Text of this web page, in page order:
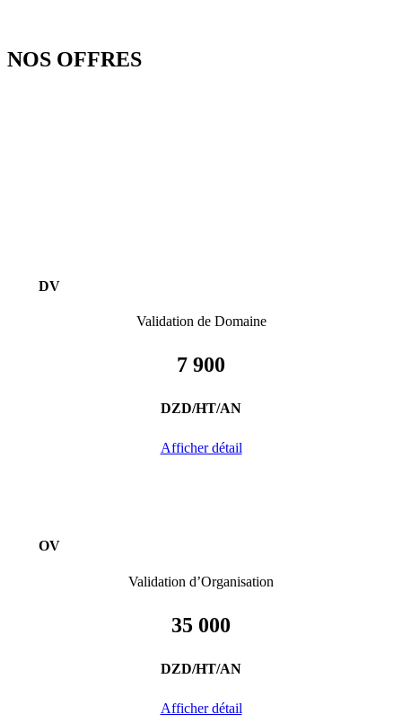
NOS OFFRES
DV
Validation de Domaine
7 900
DZD/HT/AN
Afficher détail
OV
Validation d’Organisation
35 000
DZD/HT/AN
Afficher détail